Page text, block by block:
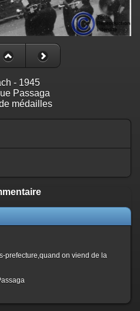
- 1945
Passaga
médailles
prefecture,quand on viend de la